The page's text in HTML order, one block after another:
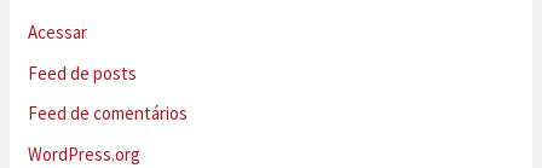
Acessar
Feed de posts
Feed de comentários
WordPress.org